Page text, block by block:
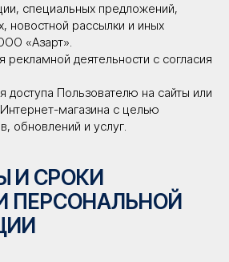
специальных предложений,
новостной рассылки и иных
«Азарт».
рекламной деятельности с согласия
доступа Пользователю на сайты или
магазина с целью
обновлений и услуг.
И СРОКИ
ПЕРСОНАЛЬНОЙ